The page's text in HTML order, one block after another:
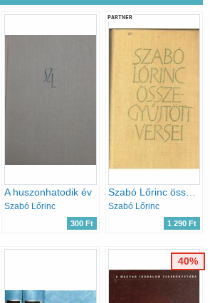
A huszonhatodik év
Szabó Lőrinc
300 Ft
PARTNER
Szabó Lőrinc összegyűjtött versei
Szabó Lőrinc
1 290 Ft
40%